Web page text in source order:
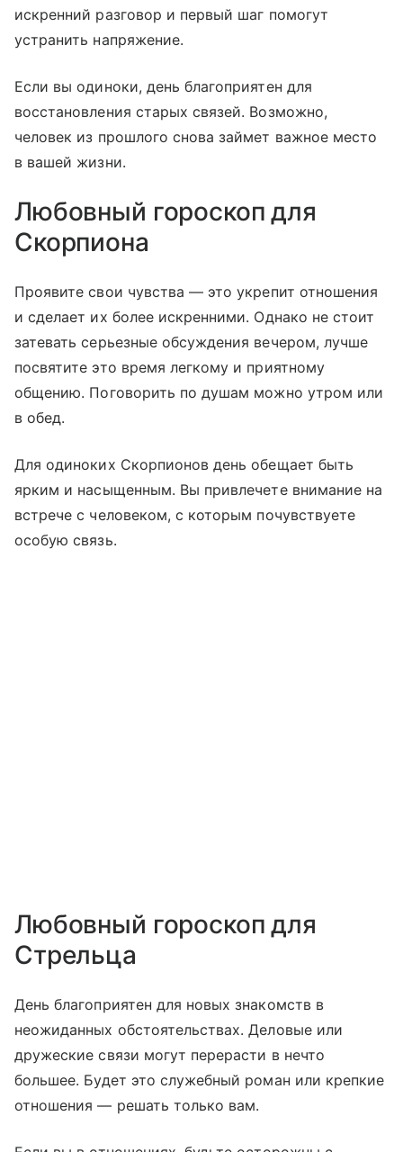
искренний разговор и первый шаг помогут
устранить напряжение.
Если вы одиноки, день благоприятен для
восстановления старых связей. Возможно,
человек из прошлого снова займет важное место
в вашей жизни.
Любовный гороскоп для
Скорпиона
Проявите свои чувства — это укрепит отношения
и сделает их более искренними. Однако не стоит
затевать серьезные обсуждения вечером, лучше
посвятите это время легкому и приятному
общению. Поговорить по душам можно утром или
в обед.
Для одиноких Скорпионов день обещает быть
ярким и насыщенным. Вы привлечете внимание на
встрече с человеком, с которым почувствуете
особую связь.
Любовный гороскоп для
Стрельца
День благоприятен для новых знакомств в
неожиданных обстоятельствах. Деловые или
дружеские связи могут перерасти в нечто
большее. Будет это служебный роман или крепкие
отношения — решать только вам.